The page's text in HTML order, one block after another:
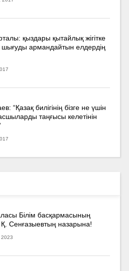
қыздары қытайлық жігітке
шығуды армандайтын елдердің
“Қазақ билігінің бізге не үшін
таңғысы келетінін
Білім басқармасының
Сенғазыевтың назарына!